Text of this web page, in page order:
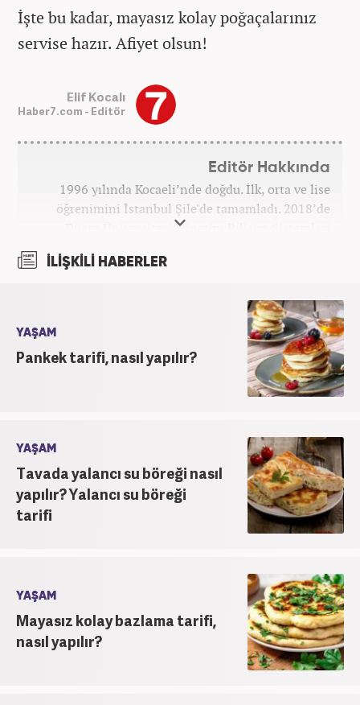
İşte bu kadar, mayasız kolay poğaçalarınız
servise hazır. Afiyet olsun!
Elif Kocalı
Haber7.com - Editör
Editör Hakkında
1996 yılında Kocaeli’nde doğdu. İlk, orta ve lise
öğrenimini İstanbul Şile'de tamamladı. 2018’de
Düzce Üniversitesi Yönetim Bilişim Sistemleri
bağlı Haber7.com bünyesinde ‘SEO Editörü’
İLİŞKİLİ HABERLER
YAŞAM
Pankek tarifi, nasıl yapılır?
YAŞAM
Tavada yalancı su böreği nasıl
yapılır? Yalancı su böreği
tarifi
YAŞAM
Mayasız kolay bazlama tarifi,
nasıl yapılır?